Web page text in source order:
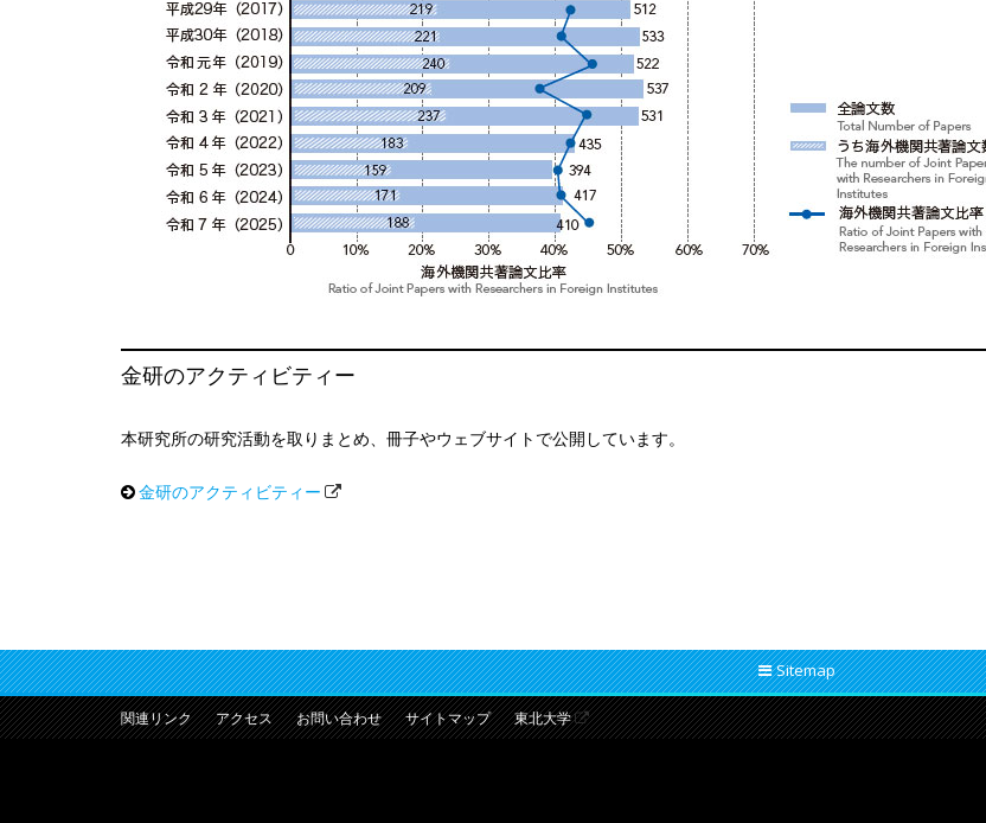
金研のアクティビティー
本研究所の研究活動を取りまとめ、冊子やウェブサイトで公開しています。
金研のアクティビティー
Sitemap
関連リンク アクセス お問い合わせ サイトマップ 東北大学